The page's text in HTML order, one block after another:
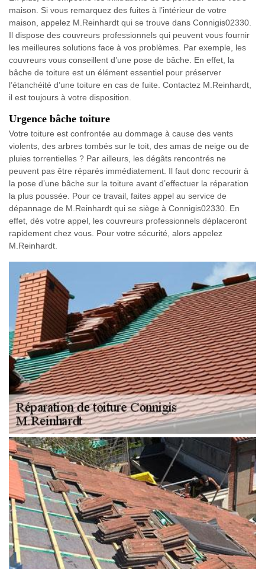
maison. Si vous remarquez des fuites à l’intérieur de votre
maison, appelez M.Reinhardt qui se trouve dans Connigis02330.
Il dispose des couvreurs professionnels qui peuvent vous fournir
les meilleures solutions face à vos problèmes. Par exemple, les
couvreurs vous conseillent d’une pose de bâche. En effet, la
bâche de toiture est un élément essentiel pour préserver
l’étanchéité d’une toiture en cas de fuite. Contactez M.Reinhardt,
il est toujours à votre disposition.
Urgence bâche toiture
Votre toiture est confrontée au dommage à cause des vents
violents, des arbres tombés sur le toit, des amas de neige ou de
pluies torrentielles ? Par ailleurs, les dégâts rencontrés ne
peuvent pas être réparés immédiatement. Il faut donc recourir à
la pose d’une bâche sur la toiture avant d’effectuer la réparation
la plus poussée. Pour ce travail, faites appel au service de
dépannage de M.Reinhardt qui se siège à Connigis02330. En
effet, dès votre appel, les couvreurs professionnels déplaceront
rapidement chez vous. Pour votre sécurité, alors appelez
M.Reinhardt.